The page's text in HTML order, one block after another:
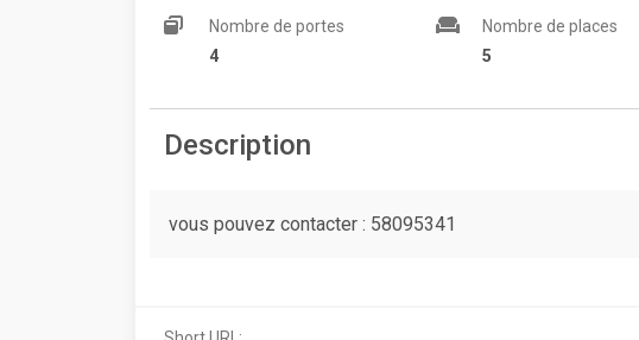
Nombre de portes
4
Nombre de places
5
Description
vous pouvez contacter : 58095341